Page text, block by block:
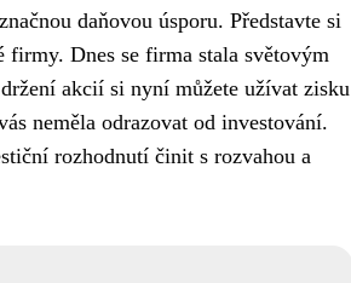
daňovou úsporu. Představte si
Dnes se firma stala světovým
akcií si nyní můžete užívat zisku
neměla odrazovat od investování.
rozhodnutí činit s rozvahou a